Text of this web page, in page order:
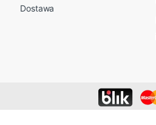
Dostawa